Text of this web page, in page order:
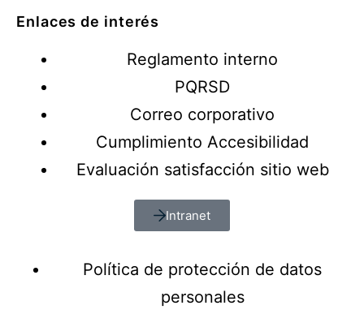
Enlaces de interés
Reglamento interno
PQRSD
Correo corporativo
Cumplimiento Accesibilidad
Evaluación satisfacción sitio web
Intranet
Política de protección de datos
personales